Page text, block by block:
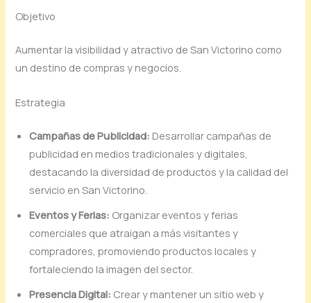
Objetivo
Aumentar la visibilidad y atractivo de San Victorino como
un destino de compras y negocios.
Estrategia
Campañas de Publicidad: Desarrollar campañas de
publicidad en medios tradicionales y digitales,
destacando la diversidad de productos y la calidad del
servicio en San Victorino.
Eventos y Ferias: Organizar eventos y ferias
comerciales que atraigan a más visitantes y
compradores, promoviendo productos locales y
fortaleciendo la imagen del sector.
Presencia Digital: Crear y mantener un sitio web y